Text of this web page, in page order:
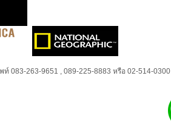
083-263-9651 , 089-225-8883 หรือ 02-514-0300